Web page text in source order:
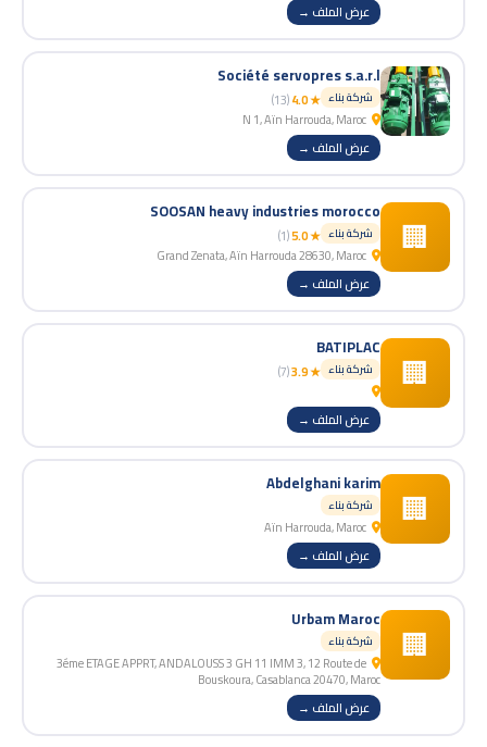
عرض الملف →
Société servopres s.a.r.l
شركة بناء ★ 4.0
(13)
عرض الملف →
🏢
SOOSAN heavy industries morocco
شركة بناء ★ 5.0
(1)
عرض الملف →
🏢
BATIPLAC
شركة بناء ★ 3.9
(7)
عرض الملف →
🏢
Abdelghani karim
شركة بناء
عرض الملف →
🏢
Urbam Maroc
شركة بناء
3éme ETAGE APPRT, ANDALOUSS 3 GH 11 IMM 3, 12 Route de
Bouskoura, Casablanca 20470, Maroc
عرض الملف →